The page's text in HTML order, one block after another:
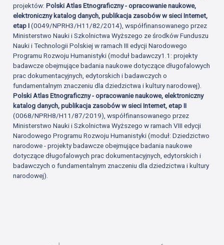
projektów:Polski Atlas Etnograficzny - opracowanie naukowe,
elektroniczny katalog danych, publikacja zasobów w sieci Internet,
etap I(0049/NPRH3/H11/82/2014), współfinansowanego przez
Ministerstwo Nauki i Szkolnictwa Wyższego ze środków Funduszu
Nauki i Technologii Polskiej w ramach III edycji Narodowego
Programu Rozwoju Humanistyki (moduł badawczy1.1: projekty
badawcze obejmujące badania naukowe dotyczące długofalowych
prac dokumentacyjnych, edytorskich i badawczych o
fundamentalnym znaczeniu dla dziedzictwa i kultury narodowej).
Polski Atlas Etnograficzny - opracowanie naukowe, elektroniczny
katalog danych, publikacja zasobów w sieci Internet, etap II
(0068/NPRH8/H11/87/2019), współfinansowanego przez
Ministerstwo Nauki i Szkolnictwa Wyższego w ramach VIII edycji
Narodowego Programu Rozwoju Humanistyki (moduł: Dziedzictwo
narodowe - projekty badawcze obejmujące badania naukowe
dotyczące długofalowych prac dokumentacyjnych, edytorskich i
badawczych o fundamentalnym znaczeniu dla dziedzictwa i kultury
narodowej).